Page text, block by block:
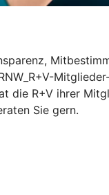
die R+V ihrer
Sie gern.